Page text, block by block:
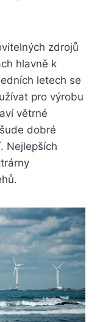
zdrojů
hlavně k
letech se
pro výrobu
větrné
dobré
Nejlepších